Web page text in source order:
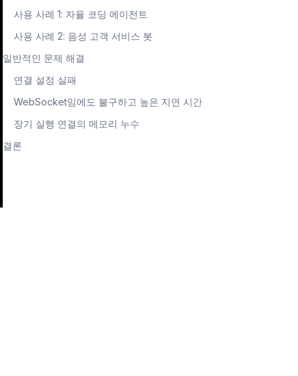
사용 사례 1: 자율 코딩 에이전트
사용 사례 2: 음성 고객 서비스 봇
일반적인 문제 해결
연결 설정 실패
WebSocket임에도 불구하고 높은 지연 시간
장기 실행 연결의 메모리 누수
결론